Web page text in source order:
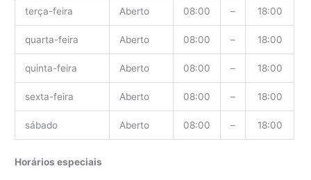
terça-feira Aberto 08:00 – 18:00
quarta-feira Aberto 08:00 – 18:00
quinta-feira Aberto 08:00 – 18:00
sexta-feira Aberto 08:00 – 18:00
sábado Aberto 08:00 – 18:00
Horários especiais